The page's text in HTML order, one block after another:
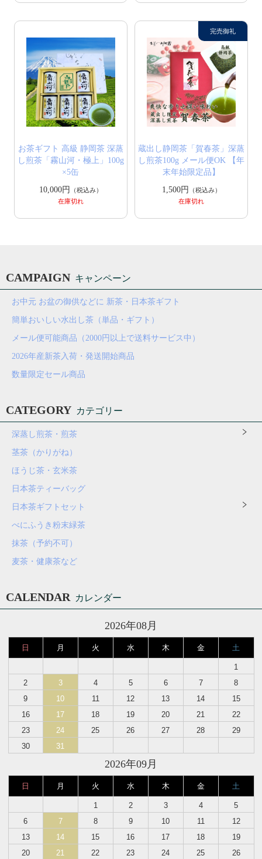
お茶ギフト 高級 静岡茶 深蒸
し煎茶「霧山河・極上」100g
×5缶
10,000円
（税込み）
在庫切れ
蔵出し静岡茶「賀春茶」深蒸
し煎茶100g メール便OK 【年
末年始限定品】
1,500円
（税込み）
在庫切れ
CAMPAIGN キャンペーン
お中元 お盆の御供などに 新茶・日本茶ギフト
簡単おいしい水出し茶（単品・ギフト）
メール便可能商品（2000円以上で送料サービス中）
2026年産新茶入荷・発送開始商品
数量限定セール商品
CATEGORY カテゴリー
深蒸し煎茶・煎茶
茎茶（かりがね）
ほうじ茶・玄米茶
日本茶ティーバッグ
日本茶ギフトセット
べにふうき粉末緑茶
抹茶（予約不可）
麦茶・健康茶など
CALENDAR カレンダー
2026年08月
日 月 火 水 木 金 土
1
2
3 4 5 6 7
8
9
10 11 12 13 14
15
16
17 18 19 20 21
22
23
24 25 26 27 28
29
30
31
2026年09月
日 月 火 水 木 金 土
1 2 3 4
5
6
7 8 9 10 11
12
13
14 15 16 17 18
19
20
21 22 23 24 25 26